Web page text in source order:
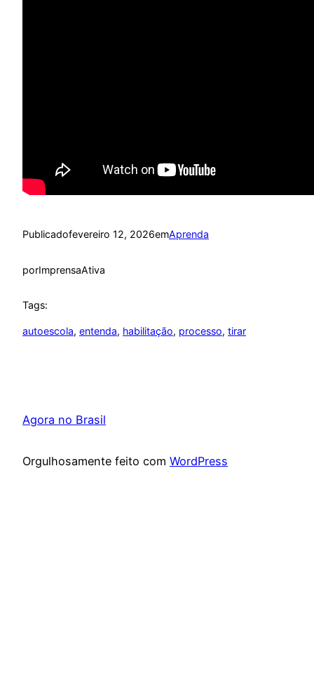
Publicadofevereiro 12, 2026emAprenda
porImprensaAtiva
Tags:
autoescola, entenda, habilitação, processo, tirar
Agora no Brasil
Orgulhosamente feito com WordPress